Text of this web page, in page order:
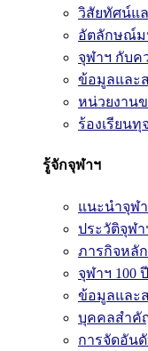
วิสัยทัศน์แ
อัตลักษณ์ม
จุฬาฯ กับค
ข้อมูลและ
หน่วยงาน
ร้องเรียน
รู้จักจุฬาฯ
แนะนำจุฬ
ประวัติจุฬา
ภารกิจหลัก
จุฬาฯ 100 ปี
ข้อมูลและ
บุคคลสำคั
การจัดอัน